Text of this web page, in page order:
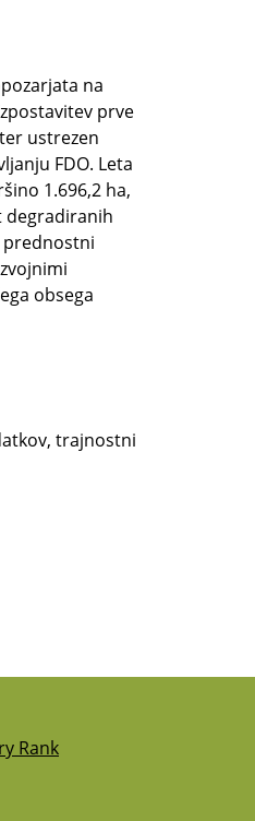
na
prve
ustrezen
FDO. Leta
1.696,2 ha,
degradiranih
prednostni
obsega
trajnostni